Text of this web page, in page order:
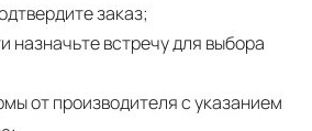
заказ;
назначьте встречу для выбора
от производителя с указанием